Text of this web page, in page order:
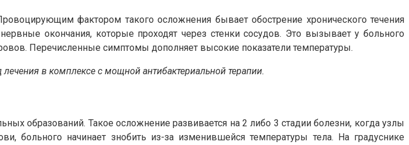
фактором такого осложнения бывает обострение хронического течения
окончания, которые проходят через стенки сосудов. Это вызывает у больного
Перечисленные симптомы дополняет высокие показатели температуры.
в комплексе с мощной антибактериальной терапии.
образований. Такое осложнение развивается на 2 либо 3 стадии болезни, когда узлы
больного начинает знобить из-за изменившейся температуры тела. На градуснике